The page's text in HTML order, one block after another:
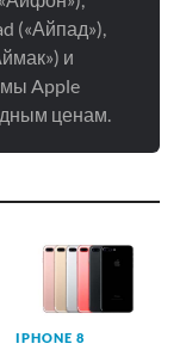
(«Айпад»),
и
Apple
ценам.
IPHONE 8